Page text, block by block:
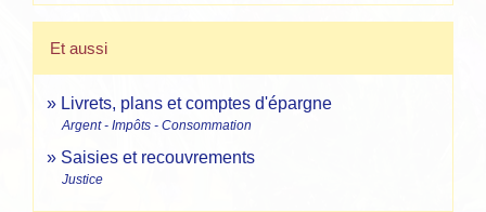
Et aussi
Livrets, plans et comptes d'épargne
Argent - Impôts - Consommation
Saisies et recouvrements
Justice